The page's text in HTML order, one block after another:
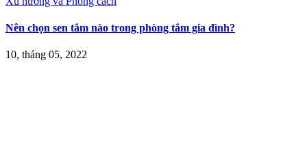
Nên chọn sen tắm nào trong phòng tắm gia đình?
10, tháng 05, 2022